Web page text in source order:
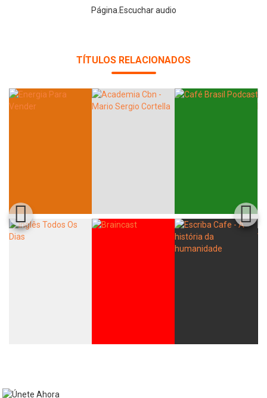
Página.Escuchar audio
TÍTULOS RELACIONADOS